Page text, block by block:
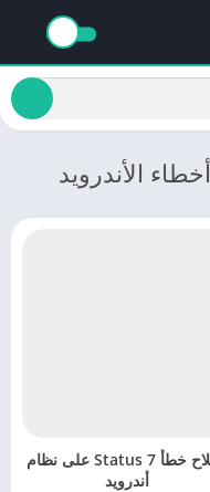
الأندرويد
إصلاح خطأ Status 7 على نظام
أندرويد